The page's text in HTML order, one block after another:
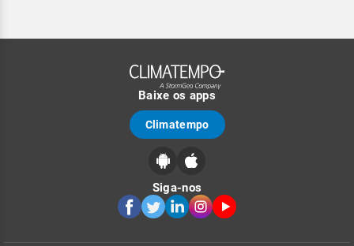
Baixe os apps
Climatempo
Siga-nos